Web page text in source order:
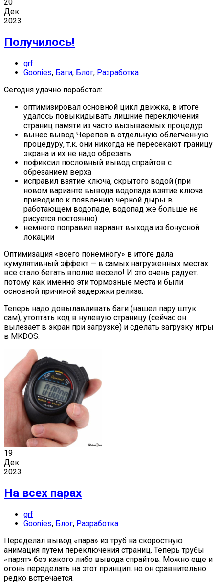
20
Дек
2023
Получилось!
grf
Goonies, Баги, Блог, Разработка
Сегодня удачно поработал:
оптимизировал основной цикл движка, в итоге
удалось повыкидывать лишние переключения
страниц памяти из часто вызываемых процедур
вынес вывод Черепов в отдельную облегченную
процедуру, т.к. они никогда не пересекают границу
экрана и их не надо обрезать
пофиксил пословный вывод спрайтов с
обрезанием верха
исправил взятие ключа, скрытого водой (при
новом варианте вывода водопада взятие ключа
приводило к появлению черной дыры в
работающем водопаде, водопад же больше не
рисуется постоянно)
немного поправил вариант выхода из бонусной
локации
Оптимизация «всего понемногу» в итоге дала
кумулятивный эффект — в самых нагруженных местах
все стало бегать вполне весело! И это очень радует,
потому как именно эти тормозные места и были
основной причиной задержки релиза.
Теперь надо довылавливать баги (нашел пару штук
сам), утоптать код в нулевую страницу (сейчас он
вылезает в экран при загрузке) и сделать загрузку игры
в MKDOS.
19
Дек
2023
На всех парах
grf
Goonies, Блог, Разработка
Переделал вывод «пара» из труб на скоростную
анимация путем переключения страниц. Теперь трубы
«парят» без какого либо вывода спрайтов. Можно еще и
огонь переделать на этот принцип, но он сравнительно
редко встречается.